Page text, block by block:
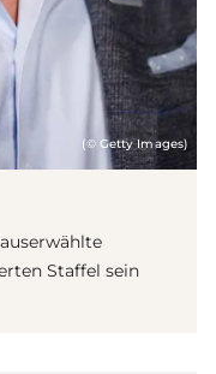
(© Getty Images)
Staffel sein